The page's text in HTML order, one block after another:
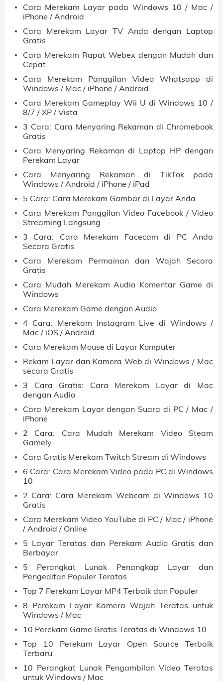
Cara Merekam Layar pada Windows 10 / Mac /
iPhone / Android
Cara Merekam Layar TV Anda dengan Laptop
Gratis
Cara Merekam Rapat Webex dengan Mudah dan
Cepat
Cara Merekam Panggilan Video Whatsapp di
Windows / Mac / iPhone / Android
Cara Merekam Gameplay Wii U di Windows 10 /
8/7 / XP / Vista
3 Cara: Cara Menyaring Rekaman di Chromebook
Gratis
Cara Menyaring Rekaman di Laptop HP dengan
Perekam Layar
Cara Menyaring Rekaman di TikTok pada
Windows / Android / iPhone / iPad
5 Cara: Cara Merekam Gambar di Layar Anda
Cara Merekam Panggilan Video Facebook / Video
Streaming Langsung
3 Cara: Cara Merekam Facecam di PC Anda
Secara Gratis
Cara Merekam Permainan dan Wajah Secara
Gratis
Cara Mudah Merekam Audio Komentar Game di
Windows
Cara Merekam Game dengan Audio
4 Cara: Merekam Instagram Live di Windows /
Mac / iOS / Android
Cara Merekam Mouse di Layar Komputer
Rekam Layar dan Kamera Web di Windows / Mac
secara Gratis
3 Cara Gratis: Cara Merekam Layar di Mac
dengan Audio
Cara Merekam Layar dengan Suara di PC / Mac /
iPhone
2 Cara: Cara Mudah Merekam Video Steam
Gamely
Cara Gratis Merekam Twitch Stream di Windows
6 Cara: Cara Merekam Video pada PC di Windows
10
2 Cara: Cara Merekam Webcam di Windows 10
Gratis
Cara Merekam Video YouTube di PC / Mac / iPhone
/ Android / Online
5 Layar Teratas dan Perekam Audio Gratis dan
Berbayar
5 Perangkat Lunak Penangkap Layar dan
Pengeditan Populer Teratas
Top 7 Perekam Layar MP4 Terbaik dan Populer
8 Perekam Layar Kamera Wajah Teratas untuk
Windows / Mac
10 Perekam Game Gratis Teratas di Windows 10
Top 10 Perekam Layar Open Source Terbaik
Terbaru
10 Perangkat Lunak Pengambilan Video Teratas
untuk Windows / Mac